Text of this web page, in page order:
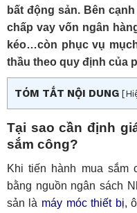
bất động sản. Bên
chấp vay vốn ngân
kéo…còn phục vụ
thầu theo quy định của
TÓM TẮT NỘI DUNG [
Tại sao cần định
sắm công?
Khi tiến hành mua
bằng nguồn ngân sách
sản là máy móc thiết bị,